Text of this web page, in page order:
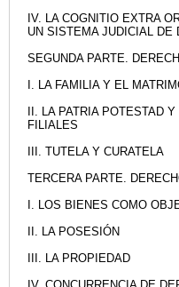
IV. LA COGNITIO EXTRA
UN SISTEMA JUDICIAL DE
SEGUNDA PARTE.
I. LA FAMILIA Y EL
II. LA PATRIA POTESTAD
FILIALES
III. TUTELA Y CURATELA
TERCERA PARTE.
I. LOS BIENES COMO
II. LA POSESIÓN
III. LA PROPIEDAD